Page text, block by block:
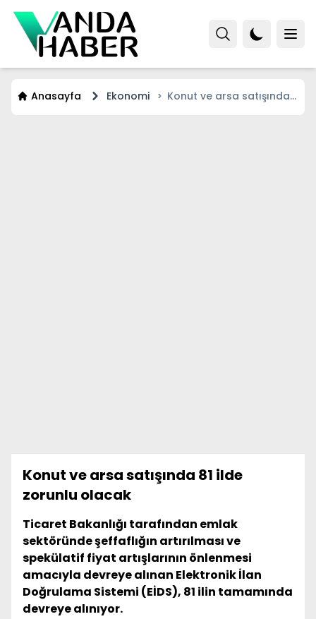
Anasayfa Ekonomi
Konut ve arsa satışında
Konut ve arsa satışında 81 ilde
zorunlu olacak
Ticaret Bakanlığı tarafından emlak
sektöründe şeffaflığın artırılması ve
spekülatif fiyat artışlarının önlenmesi
amacıyla devreye alınan Elektronik İlan
Doğrulama Sistemi (EİDS), 81 ilin tamamında
devreye alınıyor.